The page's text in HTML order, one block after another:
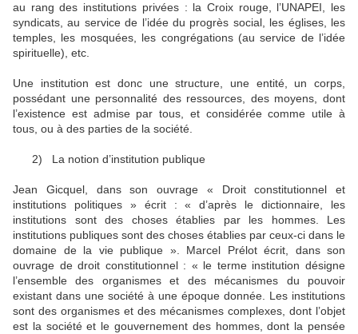
au rang des institutions privées : la Croix rouge, l’UNAPEI, les
syndicats, au service de l’idée du progrès social, les églises, les
temples, les mosquées, les congrégations (au service de l’idée
spirituelle), etc.
Une institution est donc une structure, une entité, un corps,
possédant une personnalité des ressources, des moyens, dont
l’existence est admise par tous, et considérée comme utile à
tous, ou à des parties de la société.
2) La notion d’institution publique
Jean Gicquel, dans son ouvrage « Droit constitutionnel et
institutions politiques » écrit : « d’après le dictionnaire, les
institutions sont des choses établies par les hommes. Les
institutions publiques sont des choses établies par ceux-ci dans le
domaine de la vie publique ». Marcel Prélot écrit, dans son
ouvrage de droit constitutionnel : « le terme institution désigne
l’ensemble des organismes et des mécanismes du pouvoir
existant dans une société à une époque donnée. Les institutions
sont des organismes et des mécanismes complexes, dont l’objet
est la société et le gouvernement des hommes, dont la pensée